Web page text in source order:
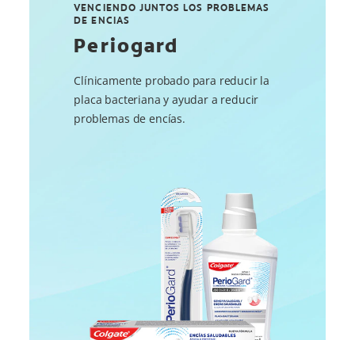
VENCIENDO JUNTOS LOS PROBLEMAS
DE ENCIAS
Periogard
Clínicamente probado para reducir la
placa bacteriana y ayudar a reducir
problemas de encías.